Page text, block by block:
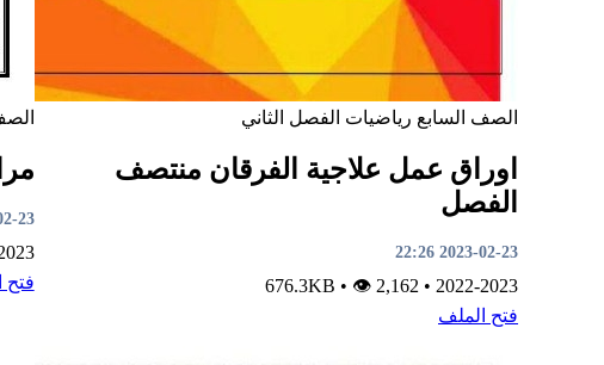
الصف السابع رياضيات الفصل الثاني
اوراق عمل علاجية الفرقان منتصف
الفصل
2023-02-23 22:26
2022-2023
•
• 👁 2,162
فتح الملف
14:08
فتح